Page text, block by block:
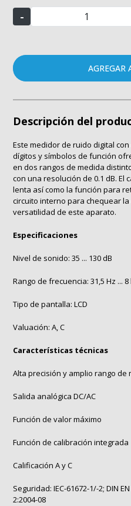
-
AGREGAR
Descripción del
Este medidor de ruido digital con
dígitos y símbolos de función
en dos rangos de medida
con una resolución de 0.1 dB.
lenta así como la función para
circuito interno para chequear
versatilidad de este aparato.
Especificaciones
Nivel de sonido: 35 ... 130 dB
Rango de frecuencia: 31,5 Hz ... 8
Tipo de pantalla: LCD
Valuación: A, C
Características técnicas
Alta precisión y amplio rango de
Salida analógica DC/AC
Función de valor máximo
Función de calibración integrada
Calificación A y C
Seguridad: IEC-61672-1/-2; DIN
2:2004-08